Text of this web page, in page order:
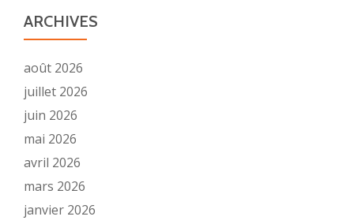
ARCHIVES
août 2026
juillet 2026
juin 2026
mai 2026
avril 2026
mars 2026
janvier 2026